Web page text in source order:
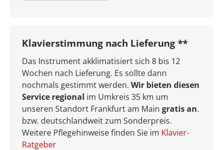
Klavierstimmung nach Lieferung **
Das Instrument akklimatisiert sich 8 bis 12
Wochen nach Lieferung. Es sollte dann
nochmals gestimmt werden. Wir bieten diesen
Service regional im Umkreis 35 km um
unseren Standort Frankfurt am Main gratis an.
bzw. deutschlandweit zum Sonderpreis.
Weitere Pflegehinweise finden Sie im Klavier-
Ratgeber